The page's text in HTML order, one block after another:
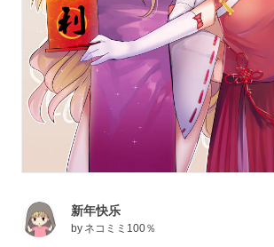
新年快乐
by ネコミミ100％